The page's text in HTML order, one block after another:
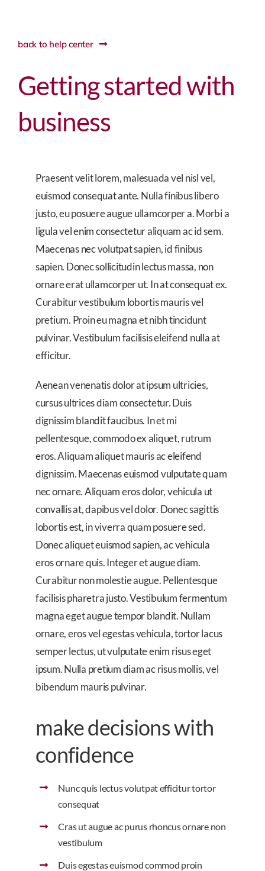
back to help center
Getting started with
business
Praesent velit lorem, malesuada vel nisl vel,
euismod consequat ante. Nulla finibus libero
justo, eu posuere augue ullamcorper a. Morbi a
ligula vel enim consectetur aliquam ac id sem.
Maecenas nec volutpat sapien, id finibus
sapien. Donec sollicitudin lectus massa, non
ornare erat ullamcorper ut. In at consequat ex.
Curabitur vestibulum lobortis mauris vel
pretium. Proin eu magna et nibh tincidunt
pulvinar. Vestibulum facilisis eleifend nulla at
efficitur.
Aenean venenatis dolor at ipsum ultricies,
cursus ultrices diam consectetur. Duis
dignissim blandit faucibus. In et mi
pellentesque, commodo ex aliquet, rutrum
eros. Aliquam aliquet mauris ac eleifend
dignissim. Maecenas euismod vulputate quam
nec ornare. Aliquam eros dolor, vehicula ut
convallis at, dapibus vel dolor. Donec sagittis
lobortis est, in viverra quam posuere sed.
Donec aliquet euismod sapien, ac vehicula
eros ornare quis. Integer et augue diam.
Curabitur non molestie augue. Pellentesque
facilisis pharetra justo. Vestibulum fermentum
magna eget augue tempor blandit. Nullam
ornare, eros vel egestas vehicula, tortor lacus
semper lectus, ut vulputate enim risus eget
ipsum. Nulla pretium diam ac risus mollis, vel
bibendum mauris pulvinar.
make decisions with
confidence
Nunc quis lectus volutpat efficitur tortor
consequat
Cras ut augue ac purus rhoncus ornare non
vestibulum
Duis egestas euismod commod proin